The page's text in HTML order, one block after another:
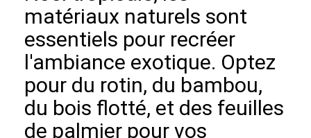
matériaux naturels sont
essentiels pour recréer
l'ambiance exotique. Optez
pour du rotin, du bambou,
du bois flotté, et des feuilles
de palmier pour vos